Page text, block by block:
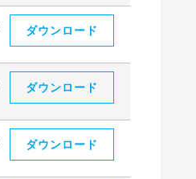
ダウンロード
ダウンロード
ダウンロード